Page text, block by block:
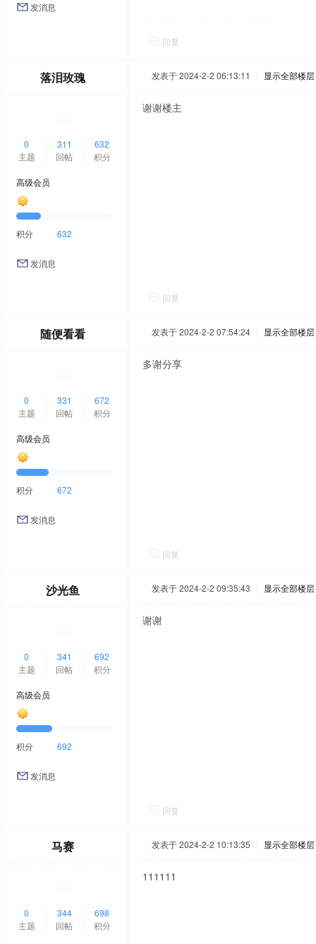
发消息
回复
落泪玫瑰
0
主题
311
回帖
632
积分
高级会员
积分 632
发消息
发表于 2024-2-2 06:13:11 显示全部楼层
谢谢楼主
回复
随便看看
0
主题
331
回帖
672
积分
高级会员
积分 672
发消息
发表于 2024-2-2 07:54:24 显示全部楼层
多谢分享
回复
沙光鱼
0
主题
341
回帖
692
积分
高级会员
积分 692
发消息
发表于 2024-2-2 09:35:43 显示全部楼层
谢谢
回复
马赛
0
主题
344
回帖
698
积分
发表于 2024-2-2 10:13:35 显示全部楼层
111111